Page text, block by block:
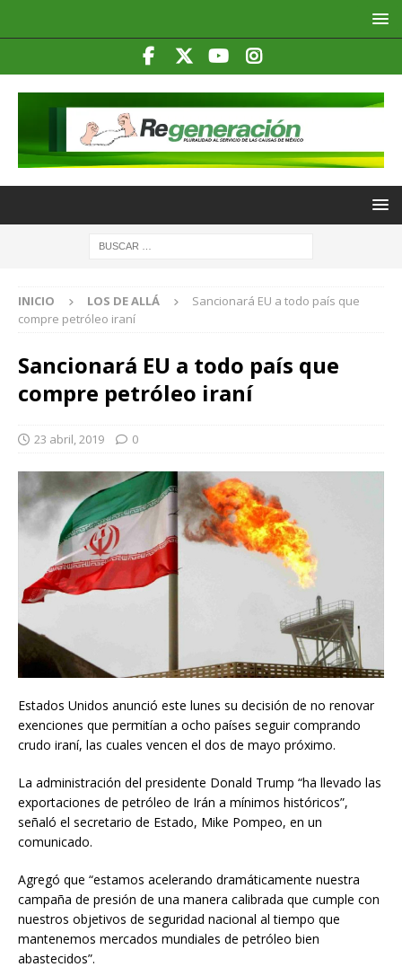
INICIO LOS DE ALLÁ
Sancionará EU a todo país que
compre petróleo iraní
Sancionará EU a todo país que
compre petróleo iraní
23 abril, 2019 0
Estados Unidos anunció este lunes su decisión de no renovar
exenciones que permitían a ocho países seguir comprando
crudo iraní, las cuales vencen el dos de mayo próximo.
La administración del presidente Donald Trump “ha llevado las
exportaciones de petróleo de Irán a mínimos históricos”,
señaló el secretario de Estado, Mike Pompeo, en un
comunicado.
Agregó que “estamos acelerando dramáticamente nuestra
campaña de presión de una manera calibrada que cumple con
nuestros objetivos de seguridad nacional al tiempo que
mantenemos mercados mundiales de petróleo bien
abastecidos”.